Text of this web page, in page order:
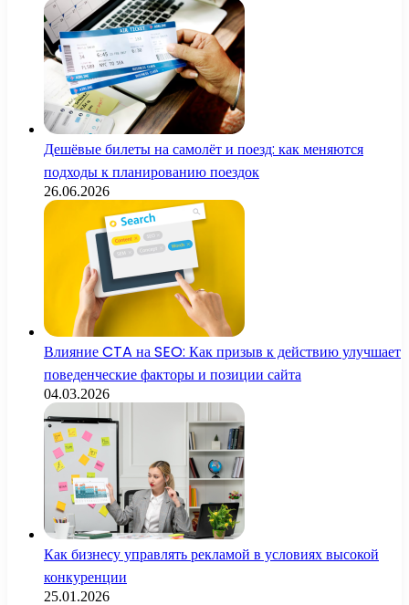
Дешёвые билеты на самолёт и поезд: как меняются
подходы к планированию поездок
26.06.2026
Влияние CTA на SEO: Как призыв к действию улучшает
поведенческие факторы и позиции сайта
04.03.2026
Как бизнесу управлять рекламой в условиях высокой
конкуренции
25.01.2026